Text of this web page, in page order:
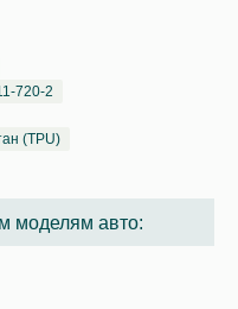
720-2
(TPU)
моделям авто: